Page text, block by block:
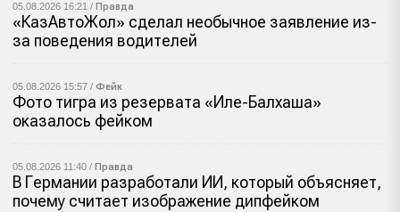
05.08.2026 16:21 / Правда
«КазАвтоЖол» сделал необычное заявление из-
за поведения водителей
05.08.2026 15:57 / Фейк
Фото тигра из резервата «Иле-Балхаша»
оказалось фейком
05.08.2026 11:40 / Правда
В Германии разработали ИИ, который объясняет,
почему считает изображение дипфейком